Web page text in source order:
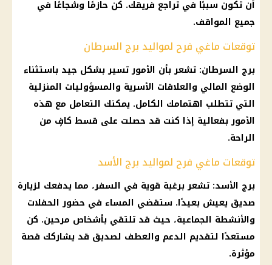
أن تكون سببًا في تراجع فريقك. كن حازمًا وشجاعًا في
جميع المواقف.
توقعات ماغي فرح لمواليد برج السرطان
برج السرطان: تشعر بأن الأمور تسير بشكل جيد باستثناء
الوضع المالي والعلاقات الأسرية والمسؤوليات المنزلية
التي تتطلب اهتمامك الكامل. يمكنك التعامل مع هذه
الأمور بفعالية إذا كنت قد حصلت على قسط كافٍ من
الراحة.
توقعات ماغي فرح لمواليد برج الأسد
برج الأسد: تشعر برغبة قوية في السفر، مما يدفعك لزيارة
صديق يعيش بعيدًا. ستقضي المساء في حضور الحفلات
والأنشطة الجماعية، حيث قد تلتقي بأشخاص مرحين. كن
مستعدًا لتقديم الدعم والعطف لصديق قد يشاركك قصة
مؤثرة.